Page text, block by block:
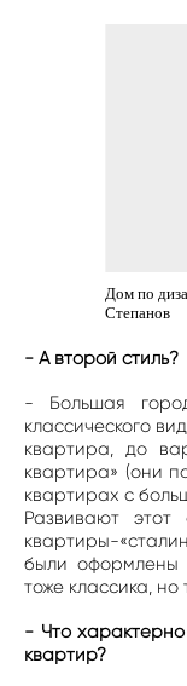
Дом по
Степанов
- А второй стиль?
- Большая
классического
квартира, до
квартира» (они
квартирах с
Развивают
квартиры-
были оформлены
тоже классика, но
- Что характерно
квартир?